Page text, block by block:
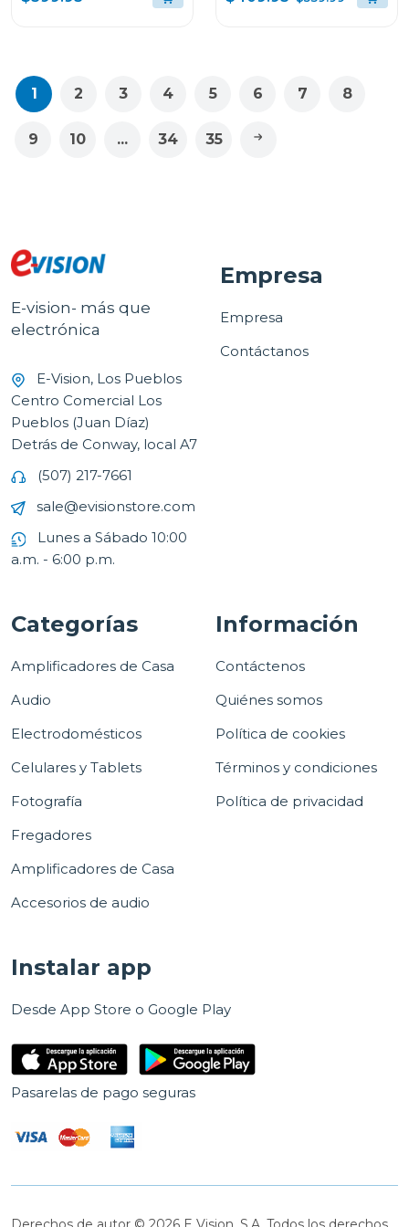
1 2 3 4 5 6 7 8
9 10 ... 34 35
E-vision- más que
electrónica
E-Vision, Los Pueblos
Centro Comercial Los
Pueblos (Juan Díaz)
Detrás de Conway, local A7
(507) 217-7661
sale@evisionstore.com
Lunes a Sábado 10:00
a.m. - 6:00 p.m.
Empresa
Empresa
Contáctanos
Categorías
Amplificadores de Casa
Audio
Electrodomésticos
Celulares y Tablets
Fotografía
Fregadores
Amplificadores de Casa
Accesorios de audio
Información
Contáctenos
Quiénes somos
Política de cookies
Términos y condiciones
Política de privacidad
Instalar app
Desde App Store o Google Play
Pasarelas de pago seguras